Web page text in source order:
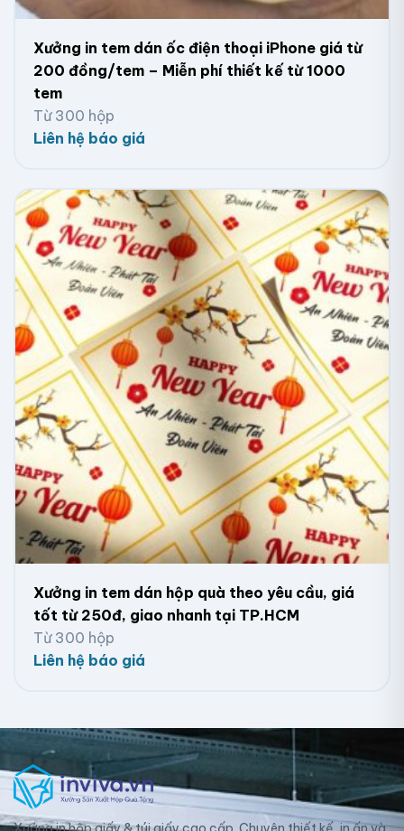
Ảnh decal/ tem nhãn/ sticker/ nhãn dán
Quận 4
Decal-tem-nhãn-sticker-nhãn-dán-Quận-4
Xưởng in tem dán ốc điện thoại iPhone giá từ
200 đồng/tem – Miễn phí thiết kế từ 1000
tem
Từ 300 hộp
Liên hệ báo giá
Xưởng in tem dán hộp quà theo yêu cầu, giá
tốt từ 250đ, giao nhanh tại TP.HCM
Từ 300 hộp
Liên hệ báo giá